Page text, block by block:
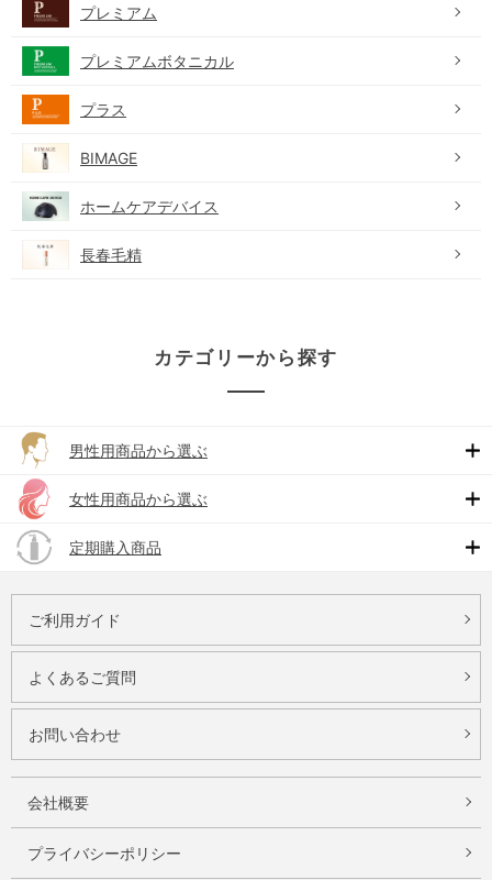
プレミアム
プレミアムボタニカル
プラス
BIMAGE
ホームケアデバイス
長春毛精
カテゴリーから探す
男性用商品から選ぶ
女性用商品から選ぶ
定期購入商品
ご利用ガイド
よくあるご質問
お問い合わせ
会社概要
プライバシーポリシー